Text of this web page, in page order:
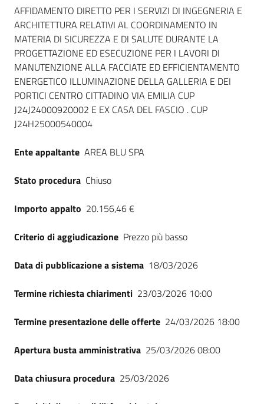
Dati del bando
AFFIDAMENTO DIRETTO PER I SERVIZI DI INGEGNERIA E
ARCHITETTURA RELATIVI AL COORDINAMENTO IN
MATERIA DI SICUREZZA E DI SALUTE DURANTE LA
PROGETTAZIONE ED ESECUZIONE PER I LAVORI DI
MANUTENZIONE ALLA FACCIATE ED EFFICIENTAMENTO
ENERGETICO ILLUMINAZIONE DELLA GALLERIA E DEI
PORTICI CENTRO CITTADINO VIA EMILIA CUP
J24J24000920002 E EX CASA DEL FASCIO . CUP
J24H25000540004
Ente appaltante AREA BLU SPA
Stato procedura Chiuso
Importo appalto 20.156,46 €
Criterio di aggiudicazione Prezzo più basso
Data di pubblicazione a sistema 18/03/2026
Termine richiesta chiarimenti 23/03/2026 10:00
Termine presentazione delle offerte 24/03/2026 18:00
Apertura busta amministrativa 25/03/2026 08:00
Data chiusura procedura 25/03/2026